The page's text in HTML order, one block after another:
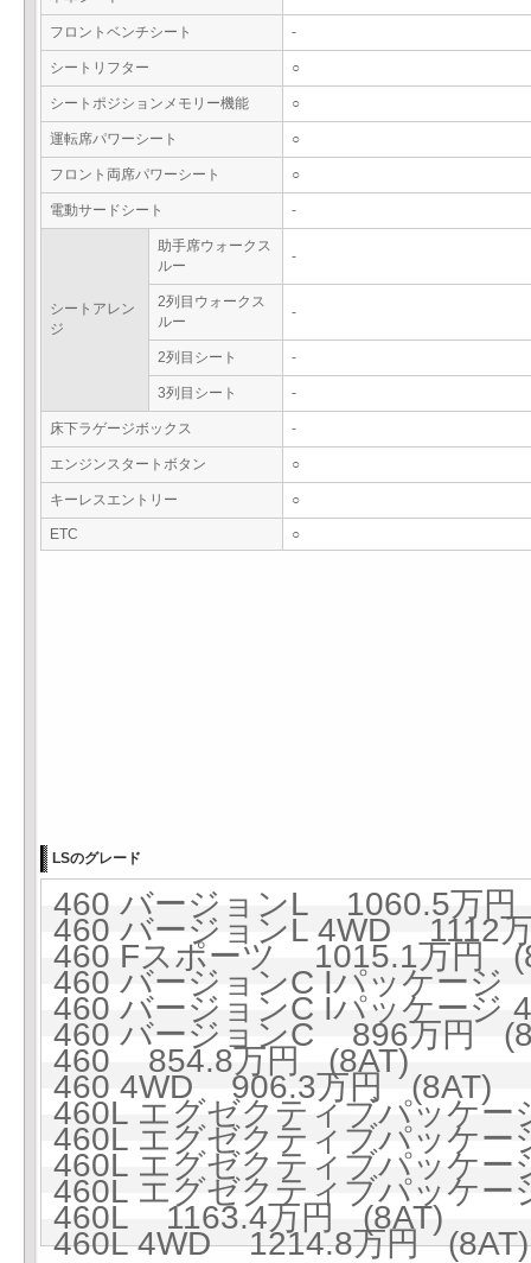
フロントベンチシート -
シートリフター ○
シートポジションメモリー機能 ○
運転席パワーシート ○
フロント両席パワーシート ○
電動サードシート -
シートアレン
ジ
助手席ウォークス
ルー
-
2列目ウォークス
ルー
-
2列目シート -
3列目シート -
床下ラゲージボックス -
エンジンスタートボタン ○
キーレスエントリー ○
ETC ○
LSのグレード
460 バージョンL 1060.5万
460 バージョンL 4WD 1112
460 Fスポーツ 1015.1万円
460 バージョンC Iパッケー
460 バージョンC Iパッケー
460 バージョンC 896万円
460 854.8万円 (8AT)
460 4WD 906.3万円 (8AT)
460L エグゼクティブパッケ
460L エグゼクティブパッケ
460L エグゼクティブパッケ
460L エグゼクティブパッケ
460L 1163.4万円 (8AT)
460L 4WD 1214.8万円 (8AT)